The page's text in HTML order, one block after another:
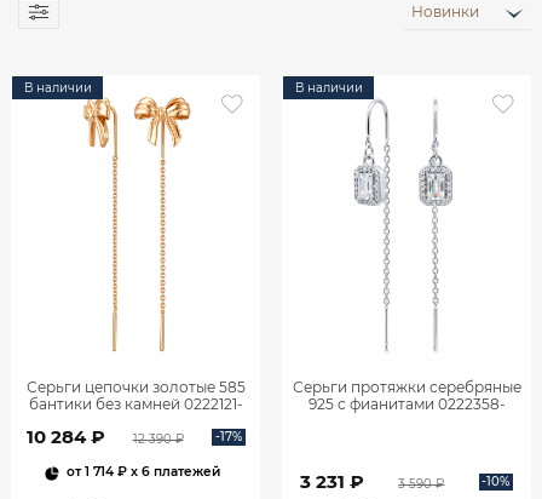
Новинки
В наличии
Серьги цепочки золотые 585
бантики без камней 0222121-
10 284 ₽ 12 390 ₽ -17%
от1 714 ₽x 6 платежей
В наличии
Серьги протяжки серебряные
925 с фианитами 0222358-
3 231 ₽ 3 590 ₽ -10%